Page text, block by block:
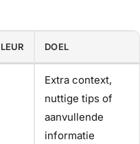
DOEL
Extra context,
nuttige tips of
aanvullende
informatie